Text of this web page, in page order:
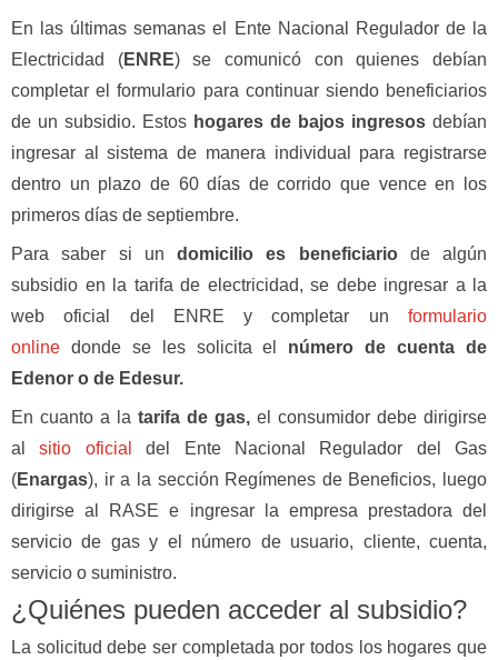
En las últimas semanas el Ente Nacional Regulador de la
Electricidad (ENRE) se comunicó con quienes debían
completar el formulario para continuar siendo beneficiarios
de un subsidio. Estos hogares de bajos ingresos debían
ingresar al sistema de manera individual para registrarse
dentro un plazo de 60 días de corrido que vence en los
primeros días de septiembre.
Para saber si un domicilio es beneficiariode algún
subsidio en la tarifa de electricidad, se debe ingresar a la
web oficial del ENRE y completar un formulario
online donde se les solicita el
número de cuenta de
Edenor o de Edesur.
En cuanto a la tarifa de gas, el consumidor debe dirigirse
alsitio oficial
del Ente Nacional Regulador del Gas
(Enargas), ir a la sección Regímenes de Beneficios, luego
dirigirse al RASE e ingresar la empresa prestadora del
servicio de gas y el número de usuario, cliente, cuenta,
servicio o suministro.
¿Quiénes pueden acceder al subsidio?
La solicitud debe ser completada por todos los hogares que